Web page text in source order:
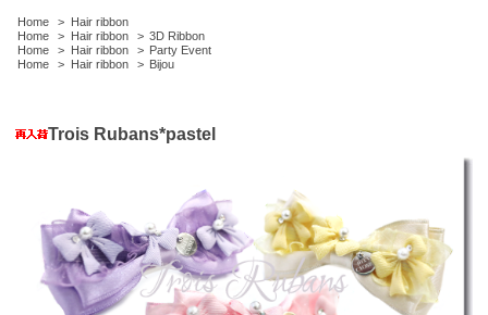
Home > Hair ribbon
Home
> Hair ribbon > 3D Ribbon
Home
> Hair ribbon > Party Event
Home
> Hair ribbon > Bijou
Trois Rubans*pastel